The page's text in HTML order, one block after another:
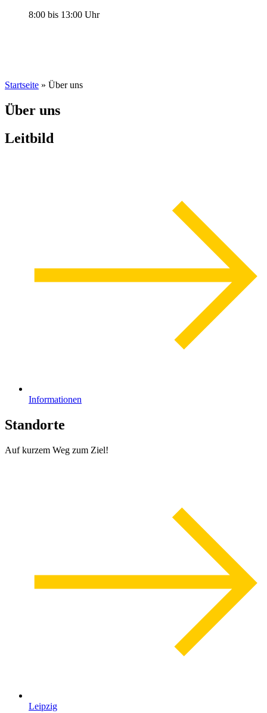
8:00 bis 13:00 Uhr
Startseite » Über uns
Über uns
Leitbild
Informationen
Standorte
Auf kurzem Weg zum Ziel!
Leipzig